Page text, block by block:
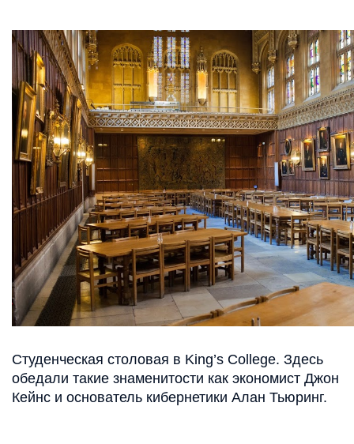
Студенческая столовая в King’s College. Здесь
обедали такие знаменитости как экономист Джон
Кейнс и основатель кибернетики Алан Тьюринг.